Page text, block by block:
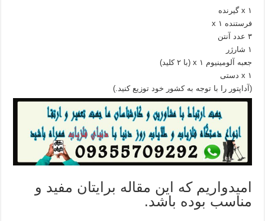
۱ x گیرنده
فرستنده ۱ x
۳ عدد آنتن
۱ شارژر
جعبه آلومینیوم ۱ x (با ۲ کلید)
۱ x دستی
(آداپتور را با توجه به کشور خود توزیع کنید.)
امیدواریم که این مقاله برایتان مفید و
مناسب بوده باشد.